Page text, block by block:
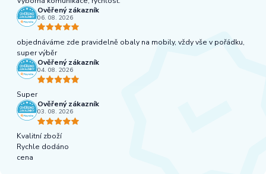
Ověřený zákazník
06. 08. 2026
objednáváme zde pravidelně obaly na mobily, vždy vše v pořádku,
super výběr
Ověřený zákazník
04. 08. 2026
Super
Ověřený zákazník
03. 08. 2026
Kvalitní zboží
Rychle dodáno
cena